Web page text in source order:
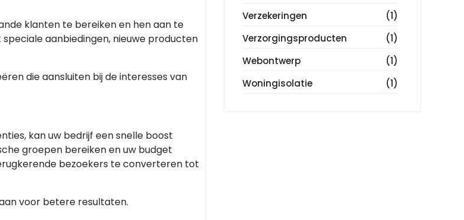
klanten te bereiken en hen aan te
aanbiedingen, nieuwe producten
die aansluiten bij de interesses van
kan uw bedrijf een snelle boost
groepen bereiken en uw budget
bezoekers te converteren tot
voor betere resultaten.
Verzekeringen
(1)
Verzorgingsproducten
(1)
Webontwerp
(1)
Woningisolatie
(1)